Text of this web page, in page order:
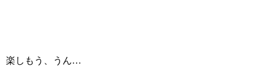
楽しもう、うん…